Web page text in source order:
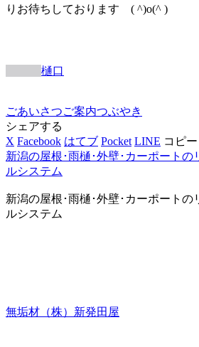
りお待ちしております ( ^)o(^ )
樋口
ごあいさつご案内つぶやき
シェアする
X Facebook はてブ Pocket LINE コピー
新潟の屋根･雨樋･外壁･カーポートの
ルシステム
新潟の屋根･雨樋･外壁･カーポートの
ルシステム
無垢材（株）新発田屋